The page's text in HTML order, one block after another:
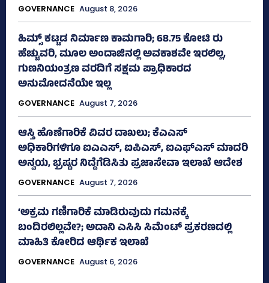
GOVERNANCE August 8, 2026
ಹಿಮ್ಸ್‌ ಕಟ್ಟಡ ನಿರ್ಮಾಣ ಕಾಮಗಾರಿ; 68.75 ಕೋಟಿ ರು
ಹೆಚ್ಚುವರಿ, ಮೂಲ ಅಂದಾಜಿನಲ್ಲಿ ಅವಕಾಶವೇ ಇರಲಿಲ್ಲ,
ಗುಣನಿಯಂತ್ರಣ ವರದಿಗೆ ಸಕ್ಷಮ ಪ್ರಾಧಿಕಾರದ
ಅನುಮೋದನೆಯೇ ಇಲ್ಲ
GOVERNANCE August 7, 2026
ಆಸ್ತಿ ಹೊಣೆಗಾರಿಕೆ ವಿವರ ದಾಖಲು; ಕೆಎಎಸ್
ಅಧಿಕಾರಿಗಳಿಗೂ ಐಎಎಸ್‌, ಐಪಿಎಸ್‌, ಐಎಫ್‌ಎಸ್‌ ಮಾದರಿ
ಅನ್ವಯ, ಭ್ರಷ್ಟರ ನಿದ್ದೆಗೆಡಿಸಿತು ಪ್ರಜಾಸೇವಾ ಇಲಾಖೆ ಆದೇಶ
GOVERNANCE August 7, 2026
‘ಅಕ್ರಮ ಗಣಿಗಾರಿಕೆ ಮಾಡಿರುವುದು ಗಮನಕ್ಕೆ
ಬಂದಿರಲಿಲ್ಲವೇ?; ಅದಾನಿ ಎಸಿಸಿ ಸಿಮೆಂಟ್ ಪ್ರಕರಣದಲ್ಲಿ
ಮಾಹಿತಿ ಕೋರಿದ ಆರ್ಥಿಕ ಇಲಾಖೆ
GOVERNANCE August 6, 2026